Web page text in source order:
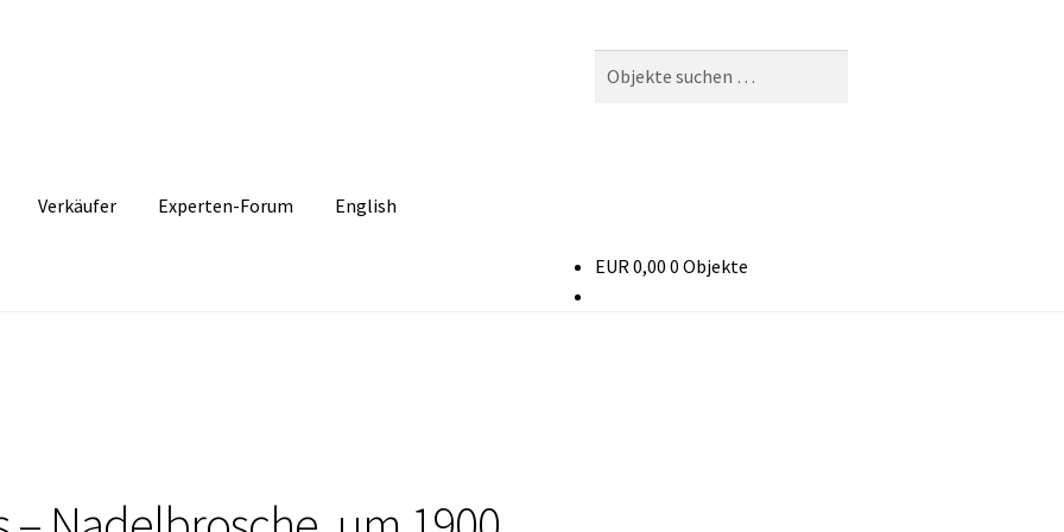
nach:
Verkäufer Experten-Forum English
EUR 0,00 0 Objekte